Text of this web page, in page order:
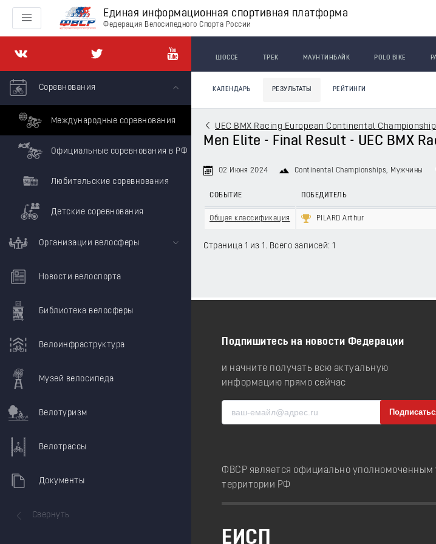
Единая информационная спортивная платформа
Федерация Велосипедного Спорта России
Соревнования
Международные соревнования
Официальные соревнования в РФ
Любительские соревнования
Детские соревнования
Организации велосферы
Новости велоспорта
Библиотека велосферы
Велоинфраструктура
Музей велосипеда
Велотуризм
Велотрассы
Документы
Свернуть
ШОССЕ ТРЕК МАУНТИНБАЙК POLO BIKE
КАЛЕНДАРЬ РЕЗУЛЬТАТЫ РЕЙТИНГИ
UEC BMX Racing European Continental
Men Elite - Final Result - UEC BMX
02 Июня 2024 Continental Championships, Мужчины
СОБЫТИЕ ПОБЕДИТЕЛЬ
Общая классификация PILARD Arthur
Страница 1 из 1. Всего записей: 1
Подпишитесь на новости Федерации
и начните получать всю актуальную
информацию прямо сейчас
ФВСР является официально уполномоченным
территории РФ
ЕИСП